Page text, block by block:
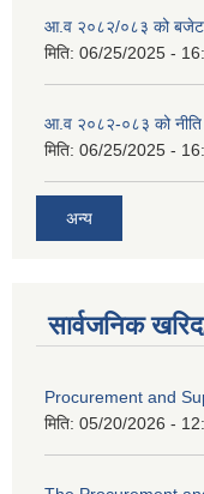
आ.व २०८२/०८३ को बजेट
मिति: 06/25/2025 -
आ.व २०८२-०८३ को नीति
मिति: 06/25/2025 -
अन्य
सार्वजनिक
Procurement and
मिति: 05/20/2026 -